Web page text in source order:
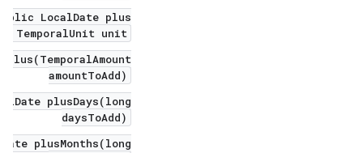
LocalDate plus(
TemporalUnit unit)
amountToAdd)
plusDays(long
daysToAdd)
plusMonths(long